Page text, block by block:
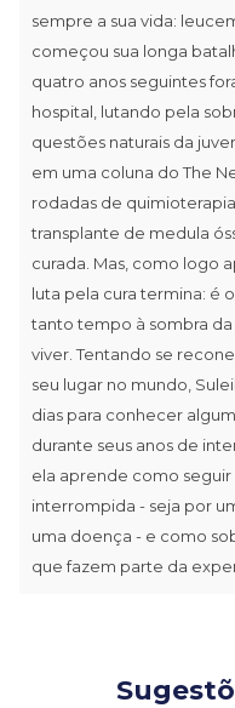
sempre a sua vida:
começou sua longa
quatro anos seguintes
hospital, lutando pela
questões naturais da
em uma coluna do The
rodadas de
transplante de medula
curada. Mas, como logo
luta pela cura termina: é
tanto tempo à sombra
viver. Tentando se
seu lugar no mundo,
dias para conhecer
durante seus anos de
ela aprende como
interrompida - seja por
uma doença - e como
que fazem parte da